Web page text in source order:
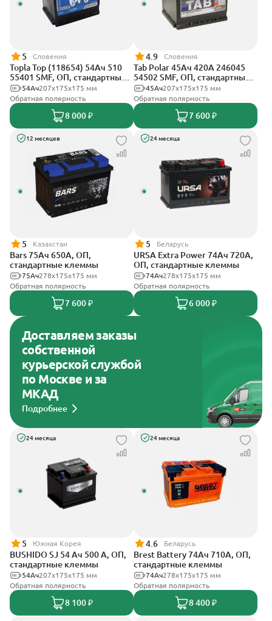
5 Словения
Topla Top (118654) 54Ач 510
55401 SMF, ОП, стандартные
клеммы207х175х175 мм
54Ач
Обратная полярность
8 000 ₽
4.9 Словения
Tab Polar 45Ач 420А 246045
54502 SMF, ОП, стандартные
клеммы207x175x175 мм
45Ач
Обратная полярность
7 600 ₽
12 месяцев
5 Казахстан
Bars 75Ач 650А, ОП,
стандартные клеммы
278х175х175 мм
75Ач
Обратная полярность
7 600 ₽
24 месяца
5 Беларусь
URSA Extra Power 74Ач 720А,
ОП, стандартные клеммы
278х175х175 мм
74Ач
Обратная полярность
6 000 ₽
Доставляем заказы
собственной
курьерской службой
по Москве и за
МКАД
Подробнее
24 месяца
5 Южная Корея
BUSHIDO SJ 54 Ач 500 А, ОП,
стандартные клеммы
207x175x175 мм
54Ач
Обратная полярность
8 100 ₽
24 месяца
4.6 Беларусь
Brest Battery 74Ач 710А, ОП,
стандартные клеммы
278x175x175 мм
74Ач
Обратная полярность
8 400 ₽